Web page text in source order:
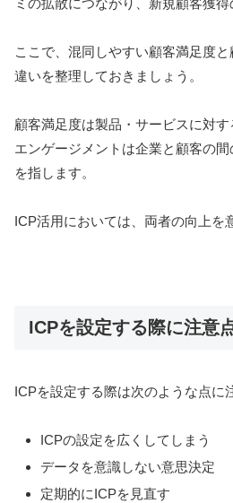
ミの拡散につながり、新規顧客獲得
ここで、混同しやすい顧客満足度
違いを整理しておきましょう。
顧客満足度は製品・サービスに対
エンゲージメントは企業と顧客の間
を指します。
ICP活用においては、両者の向上を
ICPを設定する際に注意
ICPを設定する際は次のような点に
ICPの設定を広くしてしまう
データを意識しない意思決定
定期的にICPを見直す